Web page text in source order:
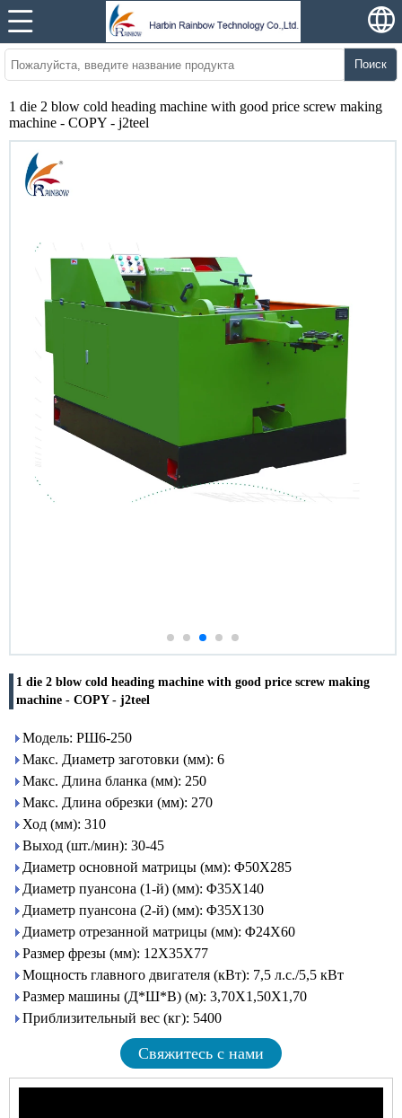
Поиск
1 die 2 blow cold heading machine with good price screw making
machine - COPY - j2teel
1 die 2 blow cold heading machine with good price screw making
machine - COPY - j2teel
Модель: РШ6-250
Макс. Диаметр заготовки (мм): 6
Макс. Длина бланка (мм): 250
Макс. Длина обрезки (мм): 270
Ход (мм): 310
Выход (шт./мин): 30-45
Диаметр основной матрицы (мм): Φ50X285
Диаметр пуансона (1-й) (мм): Φ35X140
Диаметр пуансона (2-й) (мм): Φ35X130
Диаметр отрезанной матрицы (мм): Φ24X60
Размер фрезы (мм): 12X35X77
Мощность главного двигателя (кВт): 7,5 л.с./5,5 кВт
Размер машины (Д*Ш*В) (м): 3,70X1,50X1,70
Приблизительный вес (кг): 5400
Свяжитесь с нами